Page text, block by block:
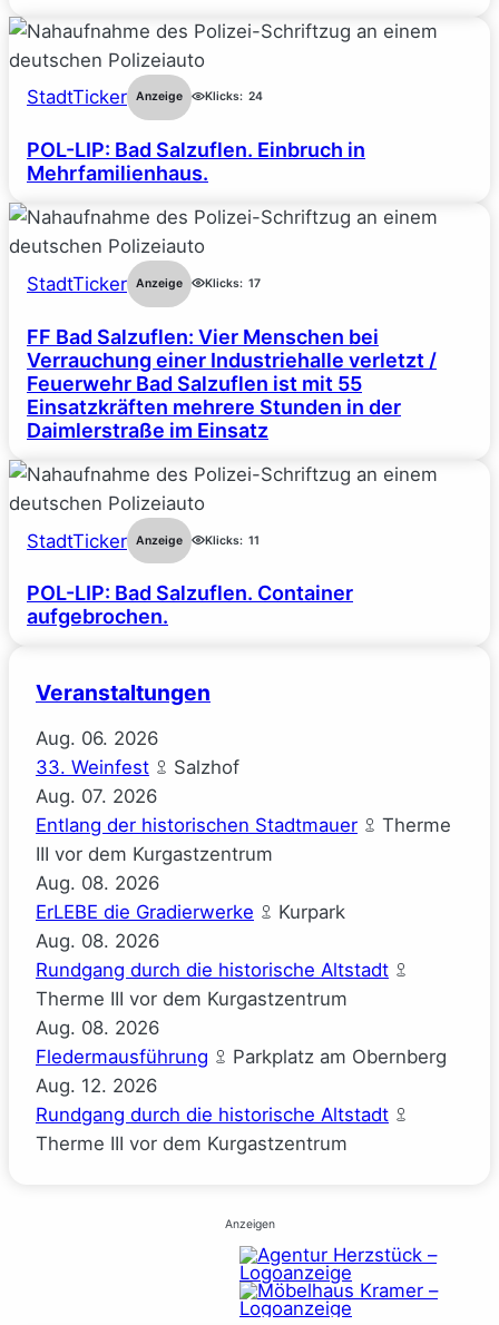
StadtTicker Anzeige Klicks: 24
POL-LIP: Bad Salzuflen. Einbruch in
Mehrfamilienhaus.
StadtTicker Anzeige Klicks: 17
FF Bad Salzuflen: Vier Menschen bei
Verrauchung einer Industriehalle verletzt /
Feuerwehr Bad Salzuflen ist mit 55
Einsatzkräften mehrere Stunden in der
Daimlerstraße im Einsatz
StadtTicker Anzeige Klicks: 11
POL-LIP: Bad Salzuflen. Container
aufgebrochen.
Veranstaltungen
Aug. 06. 2026
33. Weinfest
Salzhof
Aug. 07. 2026
Entlang der historischen Stadtmauer
Therme
III vor dem Kurgastzentrum
Aug. 08. 2026
ErLEBE die Gradierwerke
Kurpark
Aug. 08. 2026
Rundgang durch die historische Altstadt
Therme III vor dem Kurgastzentrum
Aug. 08. 2026
Fledermausführung
Parkplatz am Obernberg
Aug. 12. 2026
Rundgang durch die historische Altstadt
Therme III vor dem Kurgastzentrum
Anzeigen